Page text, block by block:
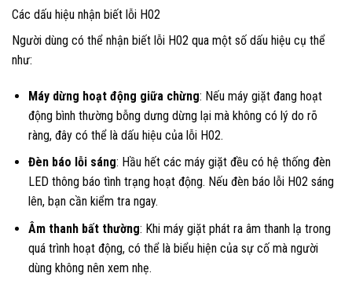
Các dấu hiệu nhận biết lỗi H02
Người dùng có thể nhận biết lỗi H02 qua một số dấu hiệu cụ thể
như:
Máy dừng hoạt động giữa chừng: Nếu máy giặt đang hoạt
động bình thường bỗng dưng dừng lại mà không có lý do rõ
ràng, đây có thể là dấu hiệu của lỗi H02.
Đèn báo lỗi sáng: Hầu hết các máy giặt đều có hệ thống đèn
LED thông báo tình trạng hoạt động. Nếu đèn báo lỗi H02 sáng
lên, bạn cần kiểm tra ngay.
Âm thanh bất thường: Khi máy giặt phát ra âm thanh lạ trong
quá trình hoạt động, có thể là biểu hiện của sự cố mà người
dùng không nên xem nhẹ.